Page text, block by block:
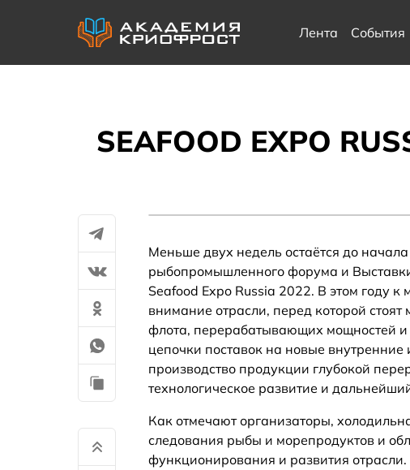
Лента События
SEAFOOD EXPO
Меньше двух недель остаётся до
рыбопромышленного форума и
Seafood Expo Russia 2022. В этом году
внимание отрасли, перед которой
флота, перерабатывающих мощностей и
цепочки поставок на новые
производство продукции глубокой
технологическое развитие и
Как отмечают организаторы,
следования рыбы и морепродуктов и
функционирования и развития